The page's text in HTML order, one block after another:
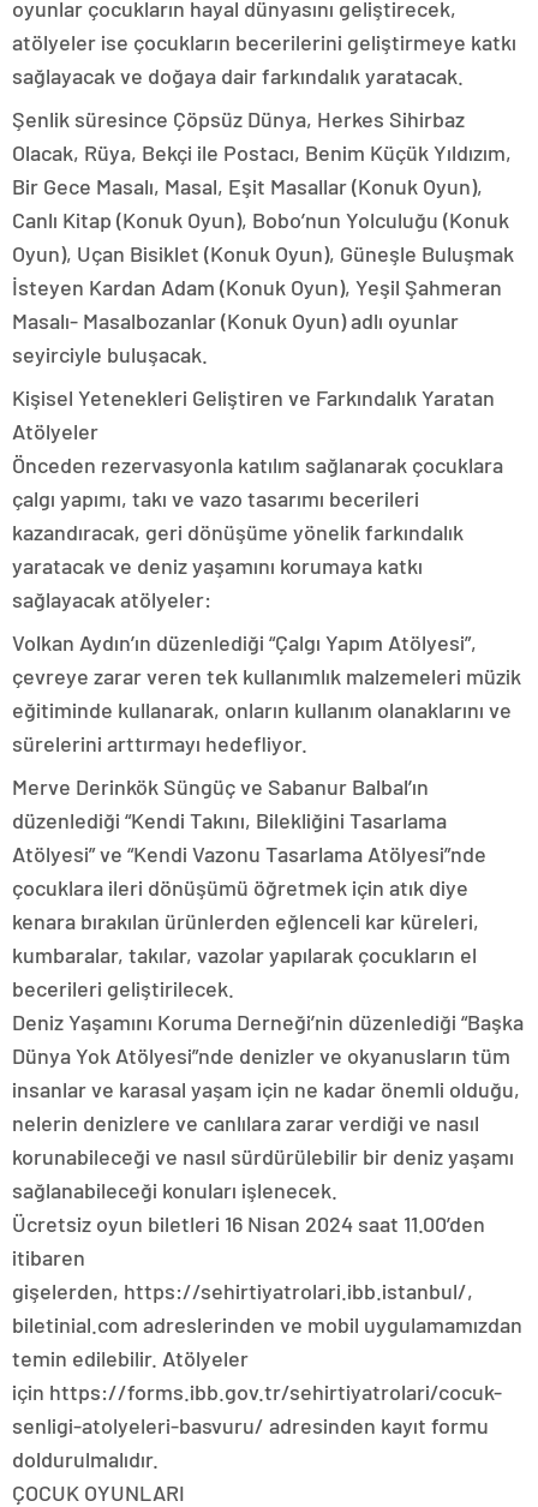
oyunlar çocukların hayal dünyasını geliştirecek,
atölyeler ise çocukların becerilerini geliştirmeye katkı
sağlayacak ve doğaya dair farkındalık yaratacak.
Şenlik süresince Çöpsüz Dünya, Herkes Sihirbaz
Olacak, Rüya, Bekçi ile Postacı, Benim Küçük Yıldızım,
Bir Gece Masalı, Masal, Eşit Masallar (Konuk Oyun),
Canlı Kitap (Konuk Oyun), Bobo’nun Yolculuğu (Konuk
Oyun), Uçan Bisiklet (Konuk Oyun), Güneşle Buluşmak
İsteyen Kardan Adam (Konuk Oyun), Yeşil Şahmeran
Masalı- Masalbozanlar (Konuk Oyun) adlı oyunlar
seyirciyle buluşacak.
Kişisel Yetenekleri Geliştiren ve Farkındalık Yaratan
Atölyeler
Önceden rezervasyonla katılım sağlanarak çocuklara
çalgı yapımı, takı ve vazo tasarımı becerileri
kazandıracak, geri dönüşüme yönelik farkındalık
yaratacak ve deniz yaşamını korumaya katkı
sağlayacak atölyeler:
Volkan Aydın’ın düzenlediği “Çalgı Yapım Atölyesi”,
çevreye zarar veren tek kullanımlık malzemeleri müzik
eğitiminde kullanarak, onların kullanım olanaklarını ve
sürelerini arttırmayı hedefliyor.
Merve Derinkök Süngüç ve Sabanur Balbal’ın
düzenlediği “Kendi Takını, Bilekliğini Tasarlama
Atölyesi” ve “Kendi Vazonu Tasarlama Atölyesi”nde
çocuklara ileri dönüşümü öğretmek için atık diye
kenara bırakılan ürünlerden eğlenceli kar küreleri,
kumbaralar, takılar, vazolar yapılarak çocukların el
becerileri geliştirilecek.
Deniz Yaşamını Koruma Derneği’nin düzenlediği “Başka
Dünya Yok Atölyesi”nde denizler ve okyanusların tüm
insanlar ve karasal yaşam için ne kadar önemli olduğu,
nelerin denizlere ve canlılara zarar verdiği ve nasıl
korunabileceği ve nasıl sürdürülebilir bir deniz yaşamı
sağlanabileceği konuları işlenecek.
Ücretsiz oyun biletleri 16 Nisan 2024 saat 11.00’den
itibaren
gişelerden, https://sehirtiyatrolari.ibb.istanbul/,
biletinial.com adreslerinden ve mobil uygulamamızdan
temin edilebilir. Atölyeler
için https://forms.ibb.gov.tr/sehirtiyatrolari/cocuk-
senligi-atolyeleri-basvuru/ adresinden kayıt formu
doldurulmalıdır.
ÇOCUK OYUNLARI